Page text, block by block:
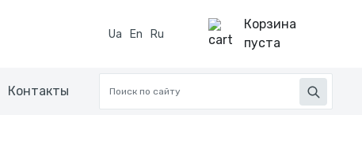
Ua En Ru
Корзина
пуста
Контакты